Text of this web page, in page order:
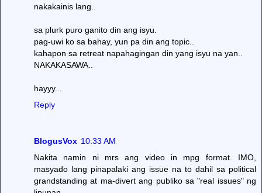
nakakainis lang..
sa plurk puro ganito din ang isyu.
pag-uwi ko sa bahay, yun pa din ang topic..
kahapon sa retreat napahagingan din yang isyu na yan..
NAKAKASAWA..
hayyy...
Reply
BlogusVox 10:33 AM
Nakita namin ni mrs ang video in mpg format. IMO,
masyado lang pinapalaki ang issue na to dahil sa political
grandstanding at ma-divert ang publiko sa "real issues" ng